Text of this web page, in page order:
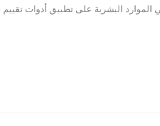
البشرية على تطبيق أدوات تقييم